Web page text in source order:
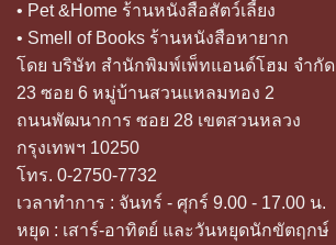
• Pet &Home ร้านหนังสือสัตว์เลี้ยง
• Smell of Books ร้านหนังสือหายาก
โดย บริษัท สำนักพิมพ์เพ็ทแอนด์โฮม จำกัด
23 ซอย 6 หมู่บ้านสวนแหลมทอง 2
ถนนพัฒนาการ ซอย 28 เขตสวนหลวง
กรุงเทพฯ 10250
โทร. 0-2750-7732
เวลาทำการ : จันทร์ - ศุกร์ 9.00 - 17.00 น.
หยุด : เสาร์-อาทิตย์ และวันหยุดนักขัตฤกษ์